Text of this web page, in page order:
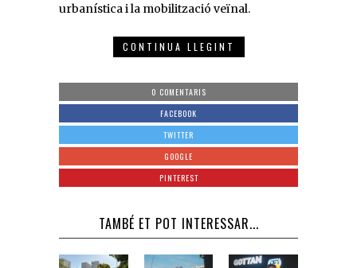
urbanística i la mobilització veïnal.
CONTINUA LLEGINT
0 COMENTARIS
FACEBOOK
TWITTER
GOOGLE
PINTEREST
TAMBÉ ET POT INTERESSAR...